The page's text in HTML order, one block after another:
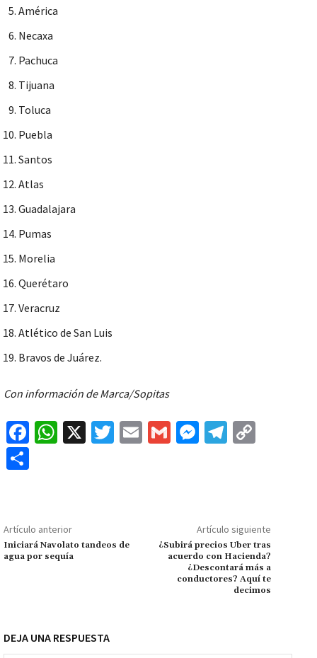
América
Necaxa
Pachuca
Tijuana
Toluca
Puebla
Santos
Atlas
Guadalajara
Pumas
Morelia
Querétaro
Veracruz
Atlético de San Luis
Bravos de Juárez.
Con información de Marca/Sopitas
Fa
o
k
W
p
p
X
T
E
G
M
ge
r
Te
m Li
n
k
p
ar
Artículo anterior
Iniciará Navolato tandeos de
agua por sequía
Artículo siguiente
¿Subirá precios Uber tras
acuerdo con Hacienda?
¿Descontará más a
conductores? Aquí te
decimos
DEJA UNA RESPUESTA